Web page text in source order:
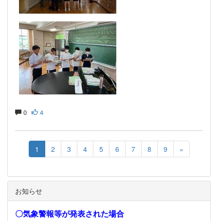
0 4
1 2 3 4 5 6 7 8 9 »
お知らせ
〇気象警報等が発表された場合